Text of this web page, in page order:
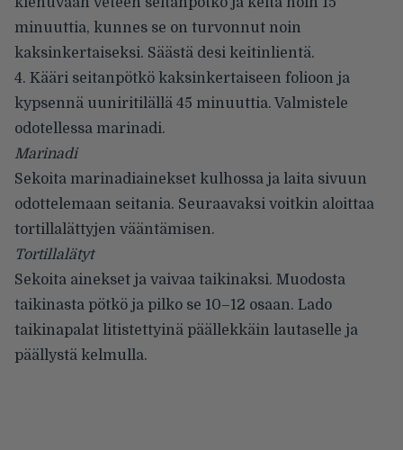
minuuttia, kunnes se on turvonnut noin
kaksinkertaiseksi. Säästä desi keitinlientä.
4. Kääri seitanpötkö kaksinkertaiseen folioon ja
kypsennä uuniritilällä 45 minuuttia. Valmistele
odotellessa marinadi.
Marinadi
Sekoita marinadiainekset kulhossa ja laita sivuun
odottelemaan seitania. Seuraavaksi voitkin aloittaa
tortillalättyjen vääntämisen.
Tortillalätyt
Sekoita ainekset ja vaivaa taikinaksi. Muodosta
taikinasta pötkö ja pilko se 10–12 osaan. Lado
taikinapalat litistettyinä päällekkäin lautaselle ja
päällystä kelmulla.